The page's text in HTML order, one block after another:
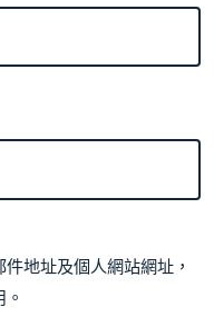
地址及個人網站網址，